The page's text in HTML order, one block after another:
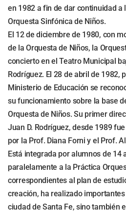
en 1982 a fin de dar continuidad a
Orquesta Sinfónica de Niños.
El 12 de diciembre de 1980, con
de la Orquesta de Niños, la
concierto en el Teatro Municipal
Rodríguez. El 28 de abril de 1982,
Ministerio de Educación se
su funcionamiento sobre la base
Orquesta de Niños. Su primer
Juan D. Rodríguez, desde 1989
por la Prof. Diana Forni y el Prof.
Está integrada por alumnos de 14
paralelamente a la Práctica
correspondientes al plan de
creación, ha realizado
ciudad de Santa Fe, sino también